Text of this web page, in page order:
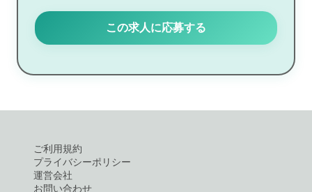
この求人に応募する
ご利用規約
プライバシーポリシー
運営会社
お問い合わせ